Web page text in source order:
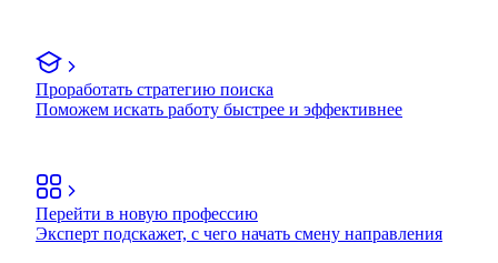
Проработать стратегию поиска
Поможем искать работу быстрее и эффективнее
Перейти в новую профессию
Эксперт подскажет, с чего начать смену направления